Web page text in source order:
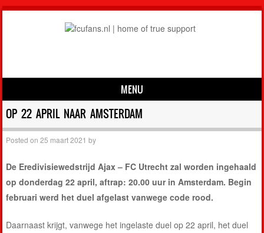
MENU
Skip to content
OP 22 APRIL NAAR AMSTERDAM
Posted on25 maart 2021 by
De Eredivisiewedstrijd Ajax – FC Utrecht zal worden ingehaald
op donderdag 22 april, aftrap: 20.00 uur in Amsterdam. Begin
februari werd het duel afgelast vanwege code rood.
Daarnaast krijgt, vanwege het ingelaste duel op 22 april, het duel